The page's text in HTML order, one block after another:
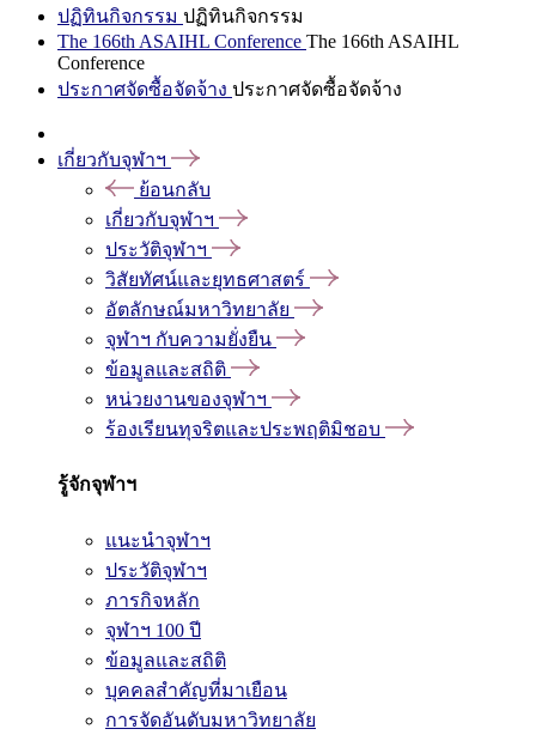
ปฏิทินกิจกรรม ปฏิทินกิจกรรม
The 166th ASAIHL Conference The 166th ASAIHL
Conference
ประกาศจัดซื้อจัดจ้าง ประกาศจัดซื้อจัดจ้าง
เกี่ยวกับจุฬาฯ
ย้อนกลับ
เกี่ยวกับจุฬาฯ
ประวัติจุฬาฯ
วิสัยทัศน์และยุทธศาสตร์
อัตลักษณ์มหาวิทยาลัย
จุฬาฯ กับความยั่งยืน
ข้อมูลและสถิติ
หน่วยงานของจุฬาฯ
ร้องเรียนทุจริตและประพฤติมิชอบ
รู้จักจุฬาฯ
แนะนำจุฬาฯ
ประวัติจุฬาฯ
ภารกิจหลัก
จุฬาฯ 100 ปี
ข้อมูลและสถิติ
บุคคลสำคัญที่มาเยือน
การจัดอันดับมหาวิทยาลัย